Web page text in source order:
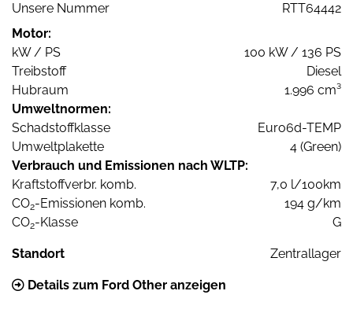
Unsere Nummer
RTT64442
Motor:
kW / PS
100 kW / 136 PS
Treibstoff
Diesel
Hubraum
1.996 cm³
Umweltnormen:
Schadstoffklasse
Euro6d-TEMP
Umweltplakette
4 (Green)
Verbrauch und Emissionen nach WLTP:
Kraftstoffverbr. komb.
7,0 l/100km
CO2-Emissionen komb.
194 g/km
CO2-Klasse G
Standort Zentrallager
Details zum Ford Other anzeigen